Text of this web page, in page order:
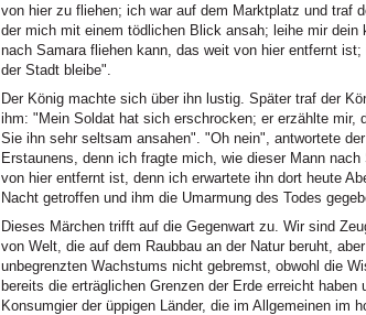
von hier zu fliehen; ich war auf dem Marktplatz und traf
der mich mit einem tödlichen Blick ansah; leihe mir dein
nach Samara fliehen kann, das weit von hier entfernt
der Stadt bleibe".
Der König machte sich über ihn lustig. Später traf der
ihm: "Mein Soldat hat sich erschrocken; er erzählte mir,
Sie ihn sehr seltsam ansahen". "Oh nein", antwortete
Erstaunens, denn ich fragte mich, wie dieser Mann
von hier entfernt ist, denn ich erwartete ihn dort heute
Nacht getroffen und ihm die Umarmung des Todes
Dieses Märchen trifft auf die Gegenwart zu. Wir sind
von Welt, die auf dem Raubbau an der Natur beruht,
unbegrenzten Wachstums nicht gebremst, obwohl die
bereits die erträglichen Grenzen der Erde erreicht
Konsumgier der üppigen Länder, die im Allgemeinen im